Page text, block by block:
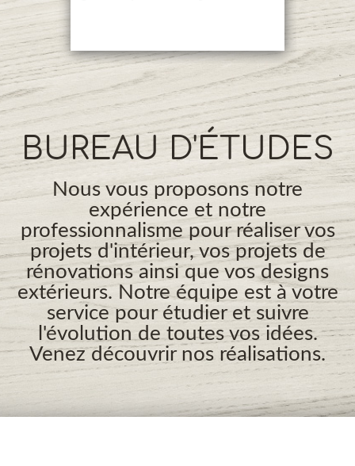
BUREAU D'ÉTUDES
Nous vous proposons notre
expérience et notre
professionnalisme pour réaliser vos
projets d'intérieur, vos projets de
rénovations ainsi que vos designs
extérieurs. Notre équipe est à votre
service pour étudier et suivre
l'évolution de toutes vos idées.
Venez découvrir nos réalisations.